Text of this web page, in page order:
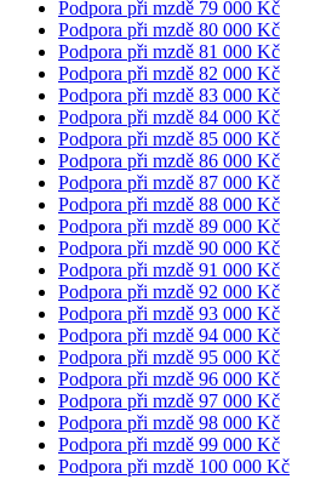
Podpora při mzdě 79 000 Kč
Podpora při mzdě 80 000 Kč
Podpora při mzdě 81 000 Kč
Podpora při mzdě 82 000 Kč
Podpora při mzdě 83 000 Kč
Podpora při mzdě 84 000 Kč
Podpora při mzdě 85 000 Kč
Podpora při mzdě 86 000 Kč
Podpora při mzdě 87 000 Kč
Podpora při mzdě 88 000 Kč
Podpora při mzdě 89 000 Kč
Podpora při mzdě 90 000 Kč
Podpora při mzdě 91 000 Kč
Podpora při mzdě 92 000 Kč
Podpora při mzdě 93 000 Kč
Podpora při mzdě 94 000 Kč
Podpora při mzdě 95 000 Kč
Podpora při mzdě 96 000 Kč
Podpora při mzdě 97 000 Kč
Podpora při mzdě 98 000 Kč
Podpora při mzdě 99 000 Kč
Podpora při mzdě 100 000 Kč